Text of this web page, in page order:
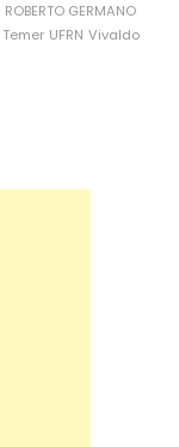
ROBERTO GERMANO
Temer UFRN Vivaldo